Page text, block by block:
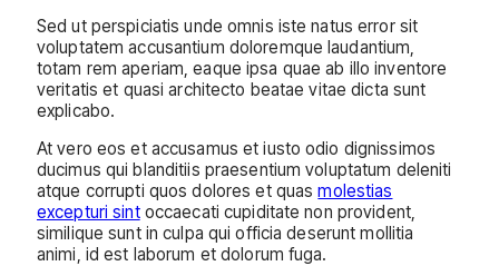
Sed ut perspiciatis unde omnis iste natus error sit
voluptatem accusantium doloremque laudantium,
totam rem aperiam, eaque ipsa quae ab illo inventore
veritatis et quasi architecto beatae vitae dicta sunt
explicabo.
At vero eos et accusamus et iusto odio dignissimos
ducimus qui blanditiis praesentium voluptatum deleniti
atque corrupti quos dolores et quasmolestias
excepturi sintoccaecati cupiditate non provident,
similique sunt in culpa qui officia deserunt mollitia
animi, id est laborum et dolorum fuga.